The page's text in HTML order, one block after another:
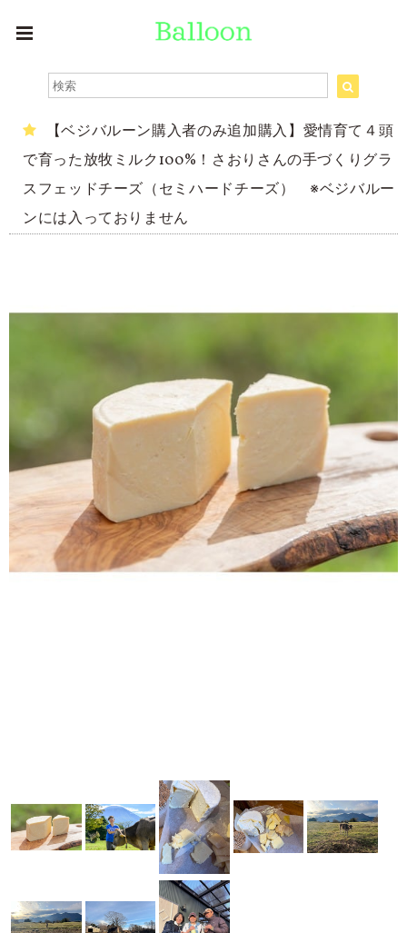
【ベジバルーン購入者のみ追加購入】愛情育て４頭
で育った放牧ミルク100%！さおりさんの手づくりグラ
スフェッドチーズ（セミハードチーズ） ※ベジバルー
ンには入っておりません